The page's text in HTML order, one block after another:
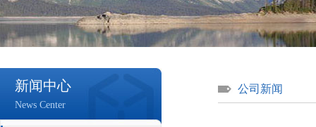
新闻中心
News Center
公司新闻